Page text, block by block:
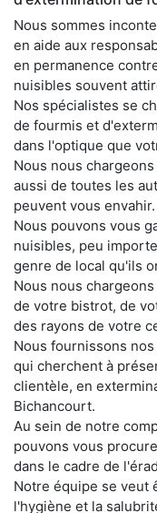
Nous sommes
en aide aux
en permanence
nuisibles souvent
Nos spécialistes se
de fourmis et
dans l'optique que
Nous nous
aussi de toutes les
peuvent vous envahir.
Nous pouvons vous
nuisibles, peu
genre de local qu'ils
Nous nous
de votre bistrot, de
des rayons de votre
Nous fournissons
qui cherchent à
clientèle, en
Bichancourt.
Au sein de notre
pouvons vous
dans le cadre de
Notre équipe se veut
l'hygiène et la